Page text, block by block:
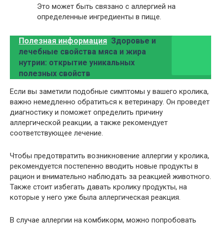
Это может быть связано с аллергией на
определенные ингредиенты в пище.
Полезная информация Здоровье и
лечебные свойства мяса и жира
нутрии: открытие уникальных
полезных свойств
Если вы заметили подобные симптомы у вашего кролика,
важно немедленно обратиться к ветеринару. Он проведет
диагностику и поможет определить причину
аллергической реакции, а также рекомендует
соответствующее лечение.
Чтобы предотвратить возникновение аллергии у кролика,
рекомендуется постепенно вводить новые продукты в
рацион и внимательно наблюдать за реакцией животного.
Также стоит избегать давать кролику продукты, на
которые у него уже была аллергическая реакция.
В случае аллергии на комбикорм, можно попробовать